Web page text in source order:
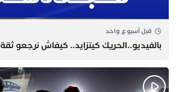
قبل أسبوع واحد
بالفيديو..الحريك كيتزايد.. كيفاش نرجعو